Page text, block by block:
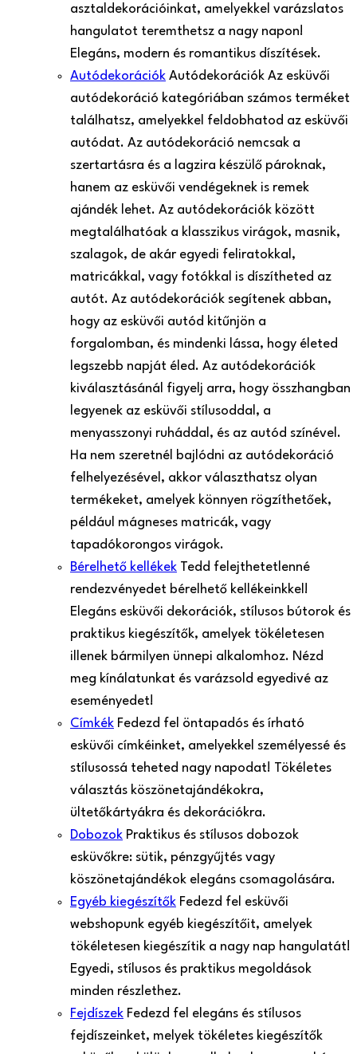
asztaldekorációinkat, amelyekkel varázslatos
hangulatot teremthetsz a nagy napon!
Elegáns, modern és romantikus díszítések.
Autódekorációk Autódekorációk Az esküvői
autódekoráció kategóriában számos terméket
találhatsz, amelyekkel feldobhatod az esküvői
autódat. Az autódekoráció nemcsak a
szertartásra és a lagzira készülő pároknak,
hanem az esküvői vendégeknek is remek
ajándék lehet. Az autódekorációk között
megtalálhatóak a klasszikus virágok, masnik,
szalagok, de akár egyedi feliratokkal,
matricákkal, vagy fotókkal is díszítheted az
autót. Az autódekorációk segítenek abban,
hogy az esküvői autód kitűnjön a
forgalomban, és mindenki lássa, hogy életed
legszebb napját éled. Az autódekorációk
kiválasztásánál figyelj arra, hogy összhangban
legyenek az esküvői stílusoddal, a
menyasszonyi ruháddal, és az autód színével.
Ha nem szeretnél bajlódni az autódekoráció
felhelyezésével, akkor választhatsz olyan
termékeket, amelyek könnyen rögzíthetőek,
például mágneses matricák, vagy
tapadókorongos virágok.
Bérelhető kellékek Tedd felejthetetlenné
rendezvényedet bérelhető kellékeinkkel!
Elegáns esküvői dekorációk, stílusos bútorok és
praktikus kiegészítők, amelyek tökéletesen
illenek bármilyen ünnepi alkalomhoz. Nézd
meg kínálatunkat és varázsold egyedivé az
eseményedet!
Címkék Fedezd fel öntapadós és írható
esküvői címkéinket, amelyekkel személyessé és
stílusossá teheted nagy napodat! Tökéletes
választás köszönetajándékokra,
ültetőkártyákra és dekorációkra.
Dobozok Praktikus és stílusos dobozok
esküvőkre: sütik, pénzgyűjtés vagy
köszönetajándékok elegáns csomagolására.
Egyéb kiegészítők Fedezd fel esküvői
webshopunk egyéb kiegészítőit, amelyek
tökéletesen kiegészítik a nagy nap hangulatát!
Egyedi, stílusos és praktikus megoldások
minden részlethez.
Fejdíszek Fedezd fel elegáns és stílusos
fejdíszeinket, melyek tökéletes kiegészítők